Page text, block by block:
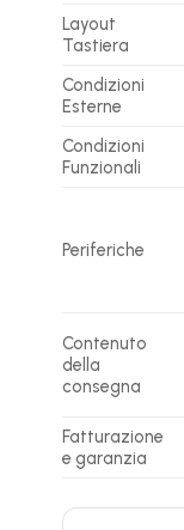
Layout
Tastiera
Condizioni
Esterne
Condizioni
Funzionali
Periferiche
Contenuto
della
consegna
Fatturazione
e garanzia